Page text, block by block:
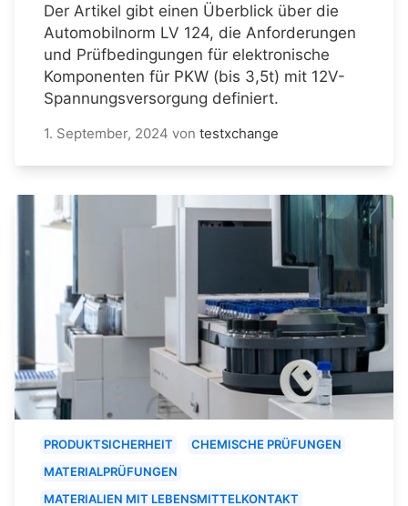
Der Artikel gibt einen Überblick über die
Automobilnorm LV 124, die Anforderungen
und Prüfbedingungen für elektronische
Komponenten für PKW (bis 3,5t) mit 12V-
Spannungsversorgung definiert.
1. September, 2024 von testxchange
PRODUKTSICHERHEIT
CHEMISCHE PRÜFUNGEN
MATERIALPRÜFUNGEN
MATERIALIEN MIT LEBENSMITTELKONTAKT